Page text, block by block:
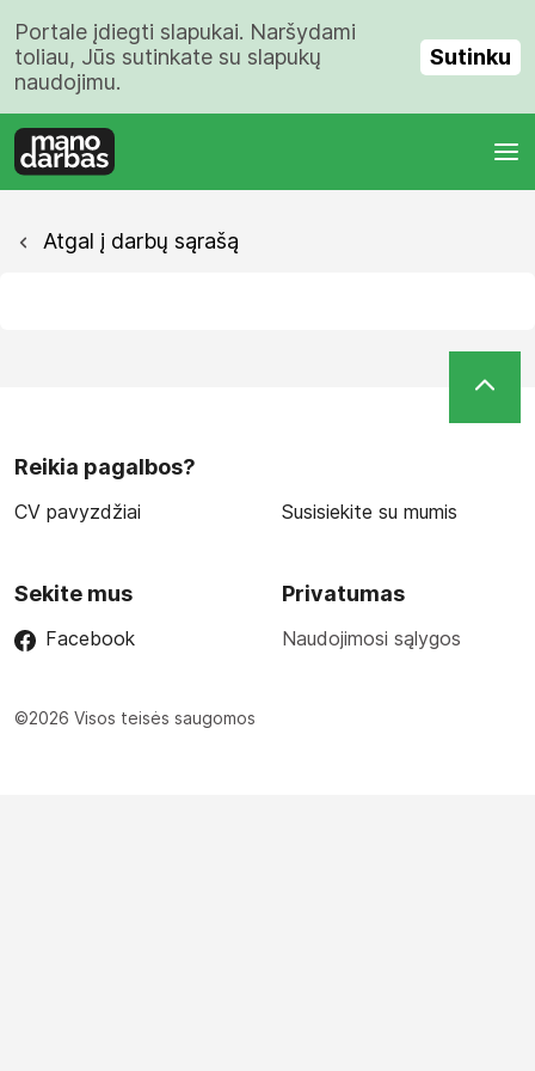
Portale įdiegti slapukai. Naršydami
toliau, Jūs sutinkate su slapukų
naudojimu.
Sutinku
Atgal į darbų sąrašą
Reikia pagalbos?
CV pavyzdžiai Susisiekite su mumis
Sekite mus
Facebook
Privatumas
Naudojimosi sąlygos
©2026 Visos teisės saugomos